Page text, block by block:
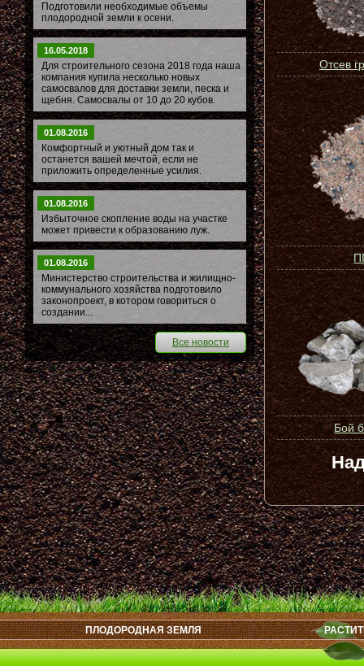
Отсев
Бой
Подготовили необходимые объемы
плодородной земли к осени.
16.05.2018
Для строительного сезона 2018 года наша
компания купила несколько новых
самосвалов для доставки земли, песка и
щебня. Самосвалы от 10 до 20 кубов.
01.08.2016
Комфортный и уютный дом так и
останется вашей мечтой, если не
приложить определенные усилия.
01.08.2016
Избыточное скопление воды на участке
может привести к образованию луж.
01.08.2016
Министерство строительства и жилищно-
коммунального хозяйства подготовило
законопроект, в котором говориться о
создании...
Все новости
ПЛОДОРОДНАЯ ЗЕМЛЯ